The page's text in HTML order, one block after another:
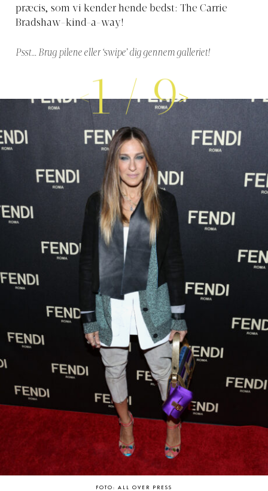
præcis, som vi kender hende bedst: The Carrie
Bradshaw-kind-a-way!
Psst… Brug pilene eller ‘swipe’ dig gennem galleriet!
1/9
FOTO: ALL OVER PRESS